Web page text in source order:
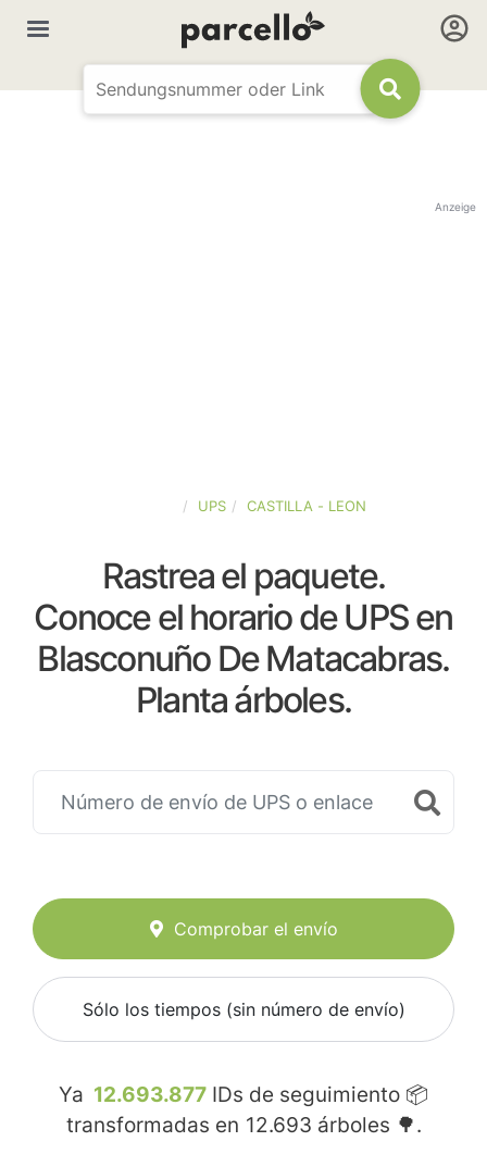
Anzeige
UPS CASTILLA - LEON
Rastrea el paquete.
Conoce el horario de UPS en
Blasconuño De Matacabras.
Planta árboles.
Comprobar el envío
Sólo los tiempos (sin número de envío)
Ya 12.693.877 IDs de seguimiento 📦
transformadas en 12.693 árboles 🌳.